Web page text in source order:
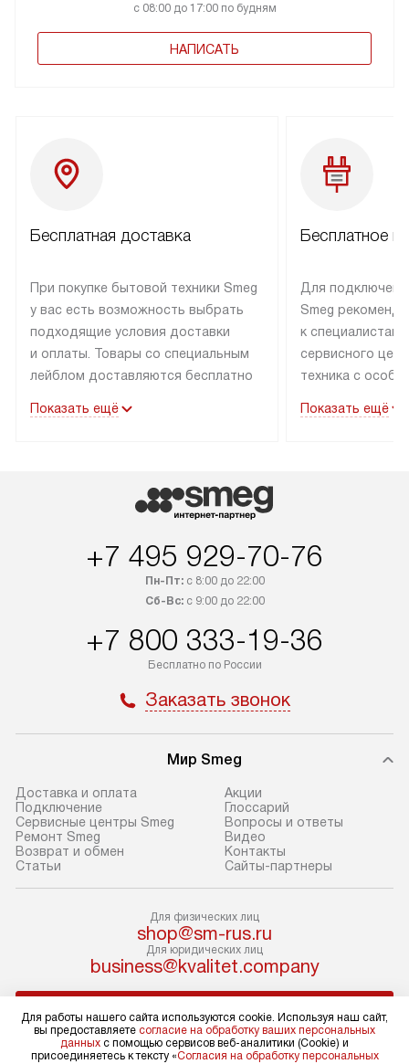
с 08:00 до 17:00 по будням
НАПИСАТЬ
Бесплатная доставка
При покупке бытовой техники Smeg
у вас есть возможность выбрать
подходящие условия доставки
и оплаты. Товары со специальным
лейблом доставляются бесплатно
до подъезда. Доставка за пределы
маркировку «в наличии», может
быть отправлен покупателю
в Санкт-Петербург и другие
транспортные компании. После
доставляем заказ до офиса
транспортной компании в Москве.
доставки у менеджера при
В день, согласованный с вами,
упакованный товар до подъезда.
Если вам необходимо доставить
покупку до двери вашей квартиры
или места установки, пожалуйста,
с менеджером. За эту услугу будет
взиматься дополнительная плата.
Обратите внимание на размеры
пронести его через дверной проем,
сотрудники транспортной службы
Показать ещё
Бесплатное
Для
Smeg
к специалистам
сервисного
техника с
коммуникациям.
подключения к
определяется в
в себя снятие
отдельных
запуск и
коммуникаций,
материалы,
Показать ещё
+7 495 929-70-76
Пн-Пт:с 8:00 до 22:00
Сб-Вс:с 9:00 до 22:00
+7 800 333-19-36
Бесплатно по России
Заказать звонок
Мир Smeg
Доставка и оплата
Подключение
Сервисные центры Smeg
Ремонт Smeg
Возврат и обмен
Статьи
Акции
Глоссарий
Вопросы и ответы
Видео
Контакты
Сайты-партнеры
Для физических лиц
shop@sm-rus.ru
Для юридических лиц
business@kvalitet.company
Политика конфиденциальности
Для работы нашего сайта используются cookie. Используя наш сайт,
вы предоставляете согласие на обработку ваших персональных
данных с помощью сервисов веб-аналитики (Cookie) и
присоединяетесь к тексту «Согласия на обработку персональных